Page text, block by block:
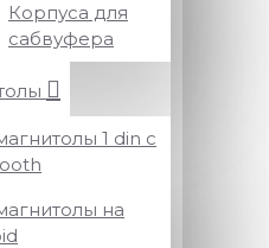
Корпуса для
сабвуфера
1 din с
на